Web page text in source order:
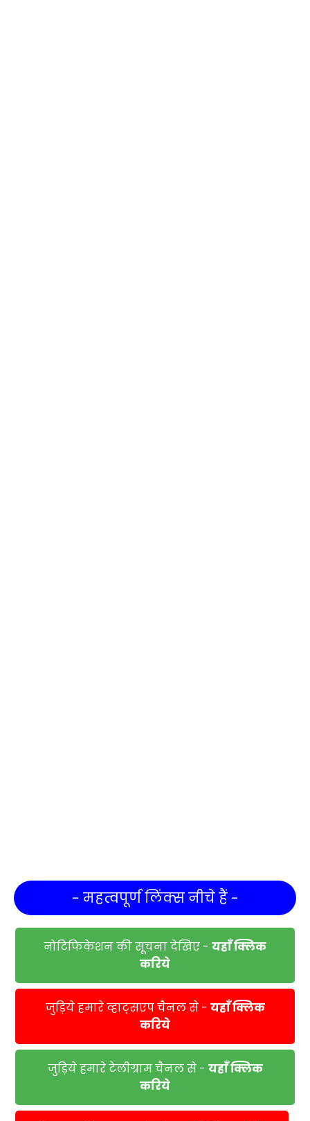
- महत्वपूर्ण लिंक्स नीचे हैं -
नोटिफिकेशन की सूचना देखिए - यहाँ क्लिक
करिये
जुड़िये हमारे व्हाट्सएप चैनल से - यहाँ क्लिक
करिये
जुड़िये हमारे टेलीग्राम चैनल से - यहाँ क्लिक
करिये